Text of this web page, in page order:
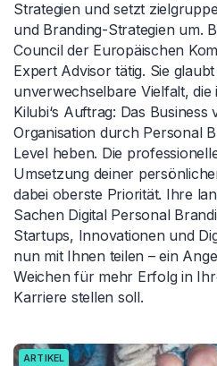
Strategien und setzt
und Branding-Strategien um.
Council der Europäischen
Expert Advisor tätig. Sie
unverwechselbare Vielfalt,
Kilubi‘s Auftrag: Das
Organisation durch Personal
Level heben. Die
Umsetzung deiner
dabei oberste Priorität. Ihre
Sachen Digital Personal
Startups, Innovationen und
nun mit Ihnen teilen – ein
Weichen für mehr Erfolg in
Karriere stellen soll.
ARTIKEL